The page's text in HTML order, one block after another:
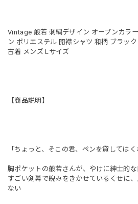
Vintage 般若 刺繍デザイン オープンカラ
ン ポリエステル 開襟シャツ 和柄 ブラッ
古着 メンズ Lサイズ
【商品説明】
「ちょっと、そこの君、ペンを貸してはく
胸ポケットの般若さんが、やけに紳士的
すごい剣幕で睨みをきかせているくせに
ない